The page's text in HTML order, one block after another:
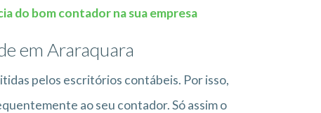
do bom contador na sua empresa
em Araraquara
pelos escritórios contábeis. Por isso,
ao seu contador. Só assim o